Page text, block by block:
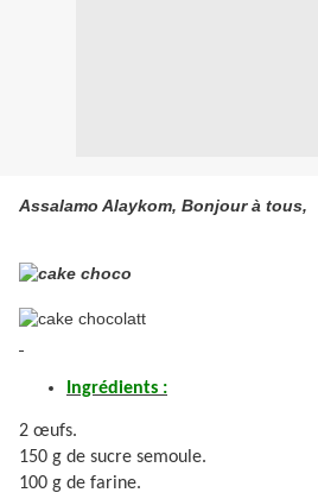
Assalamo Alaykom, Bonjour à tous,
Ingrédients :
2 œufs.
150 g de sucre semoule.
100 g de farine.